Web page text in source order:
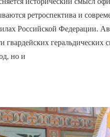
ретроспектива и
Российской Федерации.
гвардейских
но и